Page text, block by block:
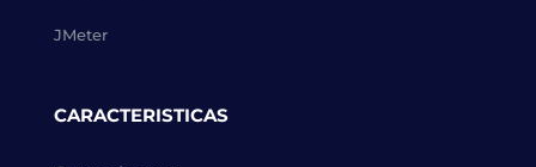
JMeter
CARACTERISTICAS